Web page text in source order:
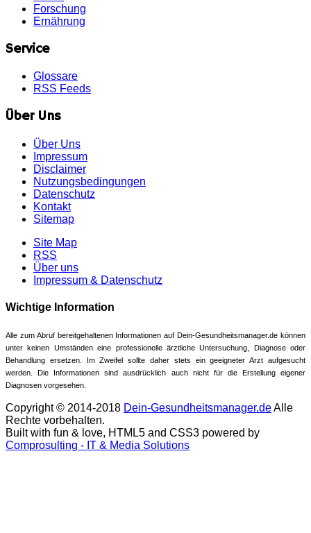
Forschung
Ernährung
Service
Glossare
RSS Feeds
Über Uns
Über Uns
Impressum
Disclaimer
Nutzungsbedingungen
Datenschutz
Kontakt
Sitemap
Site Map
RSS
Über uns
Impressum & Datenschutz
Wichtige Information
Alle zum Abruf bereitgehaltenen Informationen auf Dein-Gesundheitsmanager.de können
unter keinen Umständen eine professionelle ärztliche Untersuchung, Diagnose oder
Behandlung ersetzen. Im Zweifel sollte daher stets ein geeigneter Arzt aufgesucht
werden. Die Informationen sind ausdrücklich auch nicht für die Erstellung eigener
Diagnosen vorgesehen.
Copyright © 2014-2018 Dein-Gesundheitsmanager.deAlle
Rechte vorbehalten.
Built with fun & love, HTML5 and CSS3 powered by
Comprosulting - IT & Media Solutions